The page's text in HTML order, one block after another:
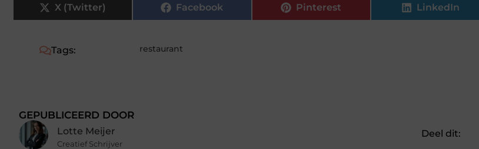
X (Twitter) Facebook Pinterest LinkedIn
Tags: restaurant
GEPUBLICEERD DOOR
Lotte Meijer
Creatief Schrijver
Deel dit: